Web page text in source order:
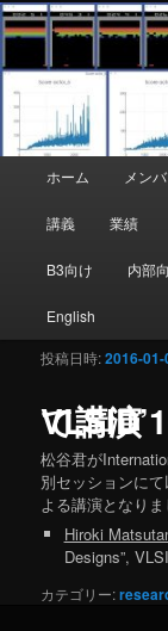
メインコンテンツへ移
Department of
メインメニュー
ホーム メンバ
講義 業績
B3向け 内部
English
VLSID’16特別セッションにて講演
投稿日時:2016-
松谷君が
別セッションに
よる講演となりま
Hiroki
Designs”,
カテゴリー: